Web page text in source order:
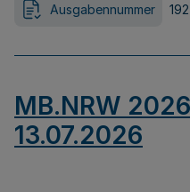
Ausgabennummer 192
MB.NRW
13.07.2026